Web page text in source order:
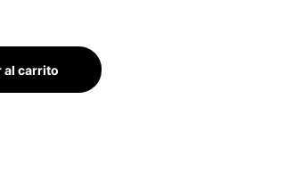
| 2.4GHz | Teclas de Acceso Rápido |
al carrito